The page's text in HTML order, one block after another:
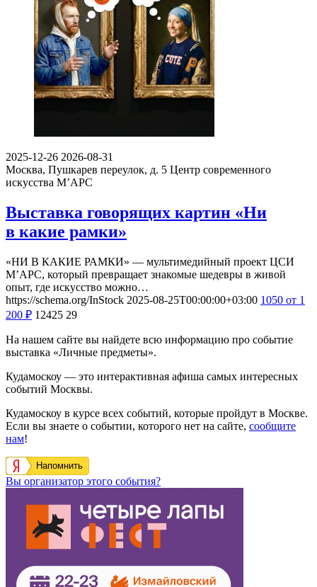
2025-12-26 2026-08-31
Москва, Пушкарев переулок, д. 5 Центр современного
искусства М’АРС
Выставка говорящих картин «Ни
в какие рамки»
«НИ В КАКИЕ РАМКИ» — мультимедийный проект ЦСИ
М’АРС, который превращает знакомые шедевры в живой
опыт, где искусство можно…
https://schema.org/InStock 2025-08-25T00:00:00+03:00 1050 от 1
200 ₽ 12425 29
На нашем сайте вы найдете всю информацию про событие
выставка «Личные предметы».
Кудамоскоу — это интерактивная афиша самых интересных
событий Москвы.
Кудамоскоу в курсе всех событий, которые пройдут в Москве.
Если вы знаете о событии, которого нет на сайте, сообщите
нам!
Напомнить
Вы организатор этого события?